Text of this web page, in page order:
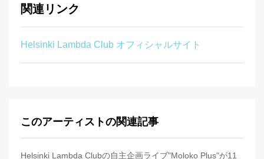
関連リンク
Helsinki Lambda Club オフィシャルサイト
このアーティストの関連記事
Helsinki Lambda Clubの自主企画ライブ"Moloko Plus"が11